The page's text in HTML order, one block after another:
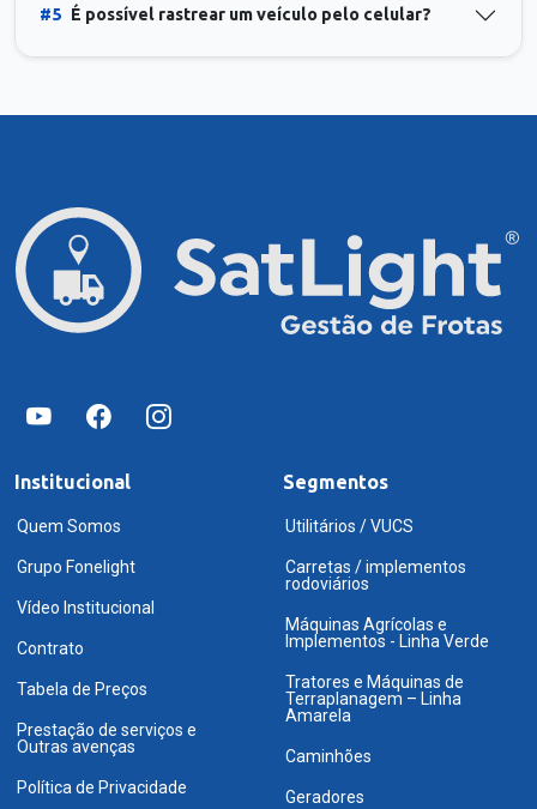
#5 É possível rastrear um veículo pelo celular?
Institucional
Quem Somos
Grupo Fonelight
Vídeo Institucional
Contrato
Tabela de Preços
Prestação de serviços e
Outras avenças
Política de Privacidade
Segmentos
Utilitários / VUCS
Carretas / implementos
rodoviários
Máquinas Agrícolas e
Implementos - Linha Verde
Tratores e Máquinas de
Terraplanagem – Linha
Amarela
Caminhões
Geradores